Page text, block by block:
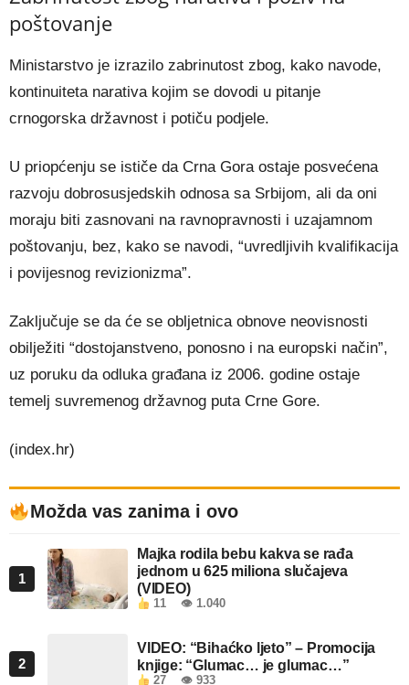
poštovanje
Ministarstvo je izrazilo zabrinutost zbog, kako navode,
kontinuiteta narativa kojim se dovodi u pitanje
crnogorska državnost i potiču podjele.
U priopćenju se ističe da Crna Gora ostaje posvećena
razvoju dobrosusjedskih odnosa sa Srbijom, ali da oni
moraju biti zasnovani na ravnopravnosti i uzajamnom
poštovanju, bez, kako se navodi, “uvredljivih kvalifikacija
i povijesnog revizionizma”.
Zaključuje se da će se obljetnica obnove neovisnosti
obilježiti “dostojanstveno, ponosno i na europski način”,
uz poruku da odluka građana iz 2006. godine ostaje
temelj suvremenog državnog puta Crne Gore.
(index.hr)
Možda vas zanima i ovo
1
Majka rodila bebu kakva se rađa
jednom u 625 miliona slučajeva
(VIDEO)
11 👁 1.040
2
VIDEO: “Bihaćko ljeto” – Promocija
knjige: “Glumac… je glumac…”
27 👁 933